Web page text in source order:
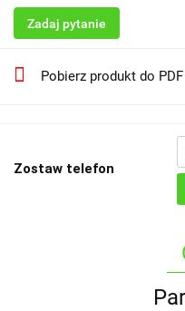
Zadaj pytanie
Pobierz produkt do PDF
Zostaw telefon